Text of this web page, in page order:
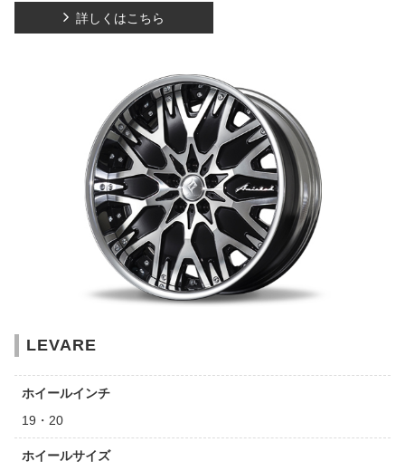
詳しくはこちら
LEVARE
ホイールインチ
19・20
ホイールサイズ